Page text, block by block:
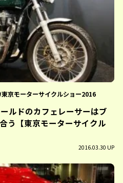
東京モーターサイクルショー2016
ルドのカフェレーサーはブ
う【東京モーターサイクル
2016.03.30 UP